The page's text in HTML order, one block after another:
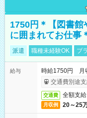
1750円＊【図書
に囲まれてお仕事
派遣 職種未経験OK ブ
給与
時給1750円 月
交通費別途支
交通費 全額支給
月収例 20～25